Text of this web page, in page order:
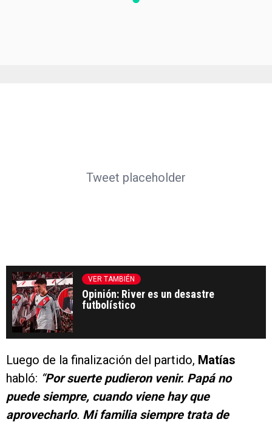
Tweet placeholder
VER TAMBIÉN
Opinión: River es un desastre
futbolístico
Luego de la finalización del partido, Matías
habló: “Por suerte pudieron venir. Papá no
puede siempre, cuando viene hay que
aprovecharlo. Mi familia siempre trata de